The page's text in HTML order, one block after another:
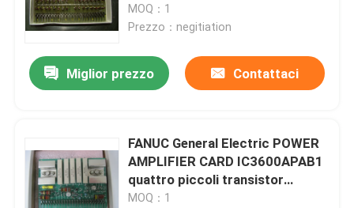
Prodotti
MOQ：1
Prezzo：negitiation
Miglior prezzo Contattaci
FANUC General Electric POWER
AMPLIFIER CARD IC3600APAB1
quattro piccoli transistor
circolari
MOQ：1